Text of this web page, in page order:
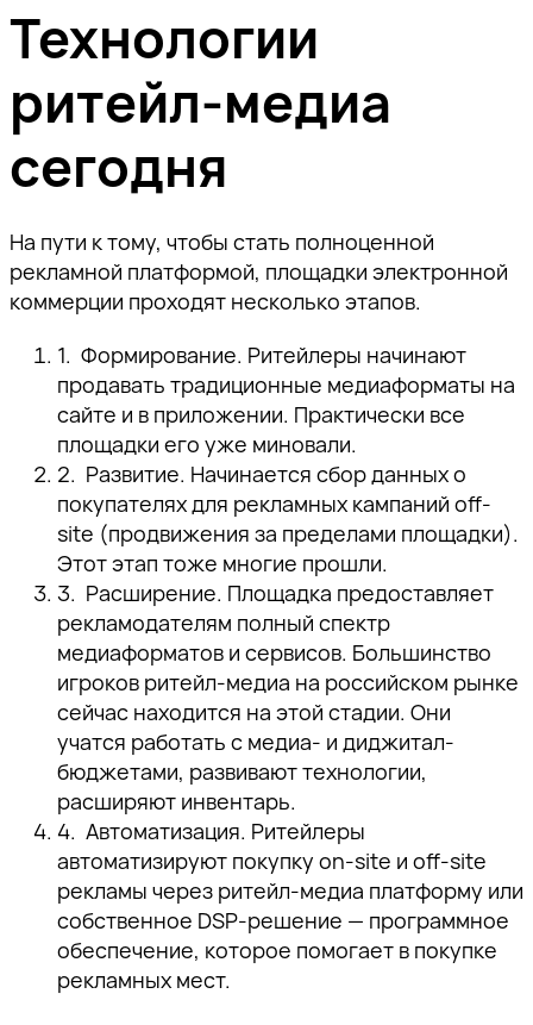
Технологии
ритейл-медиа
сегодня
На пути к тому, чтобы стать полноценной
рекламной платформой, площадки электронной
коммерции проходят несколько этапов.
Формирование. Ритейлеры начинают
продавать традиционные медиаформаты на
сайте и в приложении. Практически все
площадки его уже миновали.
Развитие. Начинается сбор данных о
покупателях для рекламных кампаний off-
site (продвижения за пределами площадки).
Этот этап тоже многие прошли.
Расширение. Площадка предоставляет
рекламодателям полный спектр
медиаформатов и сервисов. Большинство
игроков ритейл-медиа на российском рынке
сейчас находится на этой стадии. Они
учатся работать с медиа- и диджитал-
бюджетами, развивают технологии,
расширяют инвентарь.
Автоматизация. Ритейлеры
автоматизируют покупку on-site и off-site
рекламы через ритейл-медиа платформу или
собственное DSP-решение — программное
обеспечение, которое помогает в покупке
рекламных мест.